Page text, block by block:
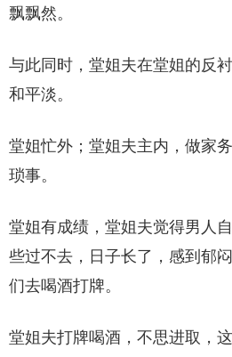
飘飘然。
与此同时，堂姐夫在堂姐的反
和平淡。
堂姐忙外；堂姐夫主内，做家
琐事。
堂姐有成绩，堂姐夫觉得男人
些过不去，日子长了，感到郁
们去喝酒打牌。
堂姐夫打牌喝酒，不思进取，